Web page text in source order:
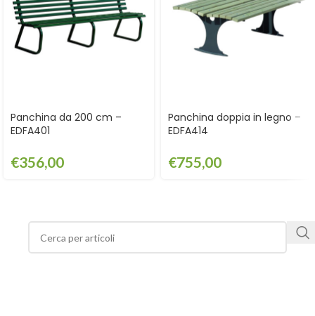
Panchina da 200 cm –
EDFA401
€356,00
Panchina doppia in legno –
EDFA414
€755,00